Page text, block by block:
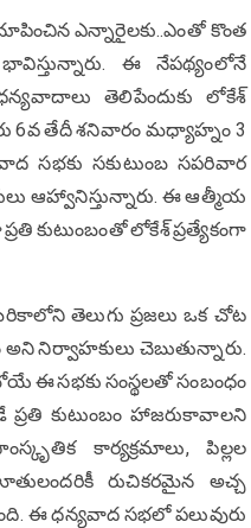
ఎన్నారైలకు..ఎంతో కొంత
ఈ నేపథ్యంలోనే
తెలిపేందుకు లోకేశ్
6వ తేదీ శనివారం మధ్యాహ్నం 3
సభకు సకుటుంబ సపరివార
ఆహ్వానిస్తున్నారు. ఈ ఆత్మీయ
కుటుంబంతో లోకేశ్ ప్రత్యేకంగా
తెలుగు ప్రజలు ఒక చోట
నిర్వాహకులు చెబుతున్నారు.
ఈ సభకు సంస్థలతో సంబంధం
కుటుంబం హాజరుకావాలని
కార్యక్రమాలు, పిల్లల
రుచికరమైన అచ్చ
ఈ ధన్యవాద సభలో పలువురు